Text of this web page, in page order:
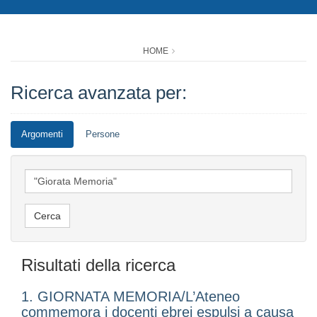
HOME
Ricerca avanzata per:
Argomenti Persone
Risultati della ricerca
1. GIORNATA MEMORIA/L’Ateneo
commemora i docenti ebrei espulsi a causa